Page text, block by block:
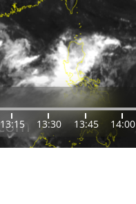
13:15 13:30 13:45 14:00